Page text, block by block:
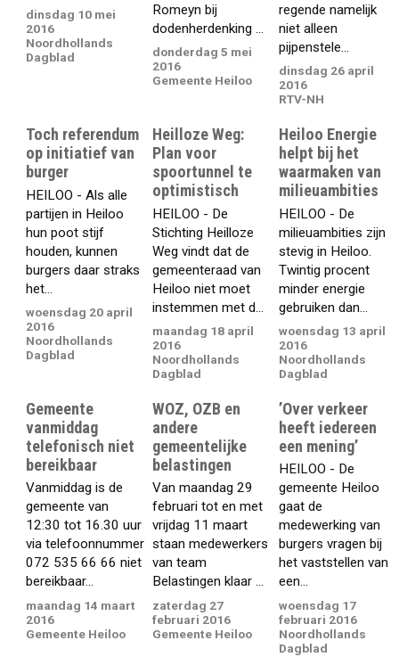
dinsdag 10 mei
2016
Noordhollands
Dagblad
Romeyn bij
dodenherdenking ...
donderdag 5 mei
2016
Gemeente Heiloo
regende namelijk
niet alleen
pijpenstele...
dinsdag 26 april
2016
RTV-NH
Toch referendum
op initiatief van
burger
HEILOO - Als alle
partijen in Heiloo
hun poot stijf
houden, kunnen
burgers daar straks
het...
woensdag 20 april
2016
Noordhollands
Dagblad
Heilloze Weg:
Plan voor
spoortunnel te
optimistisch
HEILOO - De
Stichting Heilloze
Weg vindt dat de
gemeenteraad van
Heiloo niet moet
instemmen met d...
maandag 18 april
2016
Noordhollands
Dagblad
Heiloo Energie
helpt bij het
waarmaken van
milieuambities
HEILOO - De
milieuambities zijn
stevig in Heiloo.
Twintig procent
minder energie
gebruiken dan...
woensdag 13 april
2016
Noordhollands
Dagblad
Gemeente
vanmiddag
telefonisch niet
bereikbaar
Vanmiddag is de
gemeente van
12:30 tot 16.30 uur
via telefoonnummer
072 535 66 66 niet
bereikbaar...
maandag 14 maart
2016
Gemeente Heiloo
WOZ, OZB en
andere
gemeentelijke
belastingen
Van maandag 29
februari tot en met
vrijdag 11 maart
staan medewerkers
van team
Belastingen klaar ...
zaterdag 27
februari 2016
Gemeente Heiloo
’Over verkeer
heeft iedereen
een mening’
HEILOO - De
gemeente Heiloo
gaat de
medewerking van
burgers vragen bij
het vaststellen van
een...
woensdag 17
februari 2016
Noordhollands
Dagblad